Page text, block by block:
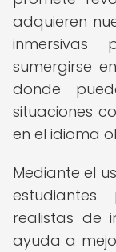
adquieren
inmersivas
sumergirse
donde
situaciones
en el idioma
Mediante el
estudiantes
realistas de
ayuda a